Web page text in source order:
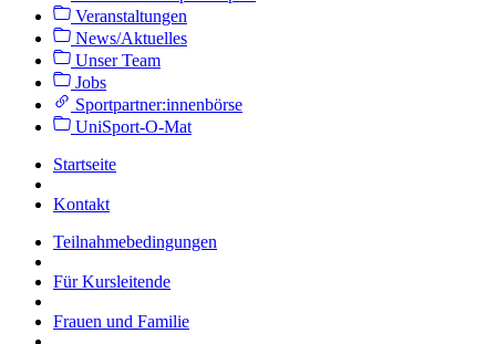
Veranstaltungen
News/Aktuelles
Unser Team
Jobs
Sportpartner:innenbörse
UniSport-O-Mat
Startseite
Kontakt
Teilnahmebedingungen
Für Kursleitende
Frauen und Familie